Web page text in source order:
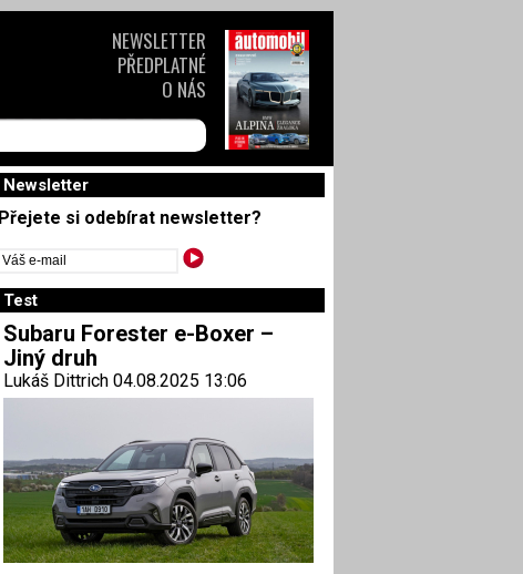
Newsletter
Přejete si odebírat newsletter?
Test
Subaru Forester e-Boxer –
Jiný druh
Lukáš Dittrich 04.08.2025 13:06
NEWSLETTER
PŘEDPLATNÉ
O NÁS